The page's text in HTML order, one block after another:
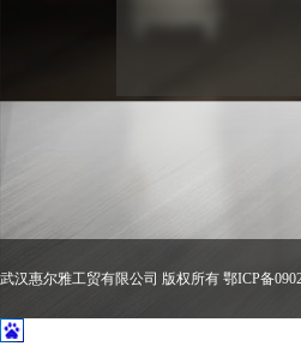
武汉惠尔雅工贸有限公司 版权所有 鄂ICP备